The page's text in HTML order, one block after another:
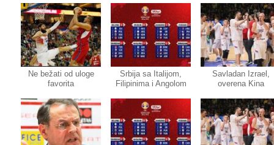
Ne bežati od uloge
favorita
Srbija sa Italijom,
Filipinima i Angolom
Savladan Izrael,
overena Kina